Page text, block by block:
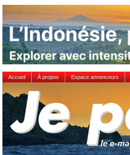
Accueil À propos Espace annonceurs